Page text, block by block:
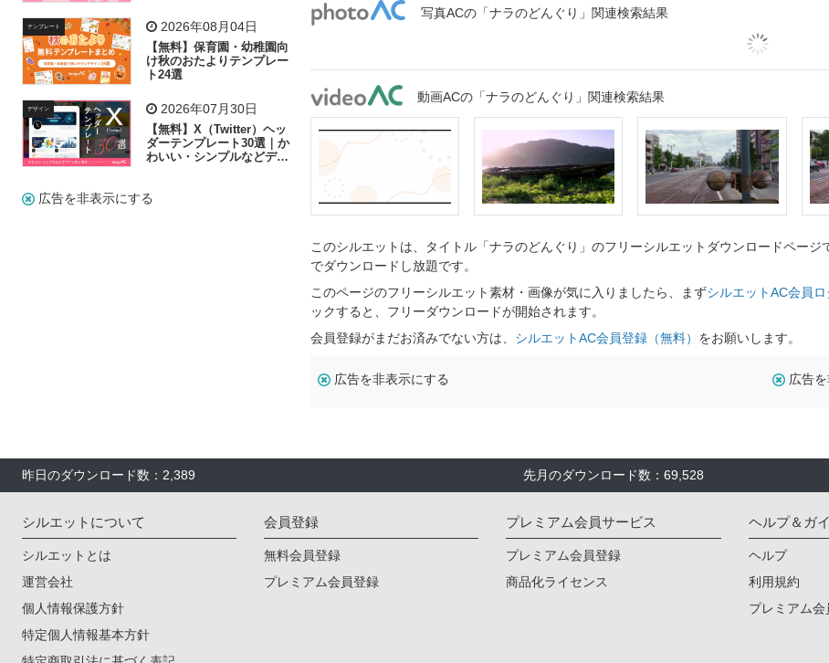
テンプレート 2026年08月04日
【無料】保育園・幼稚園向
け秋のおたよりテンプレー
ト24選
デザイン 2026年07月30日
【無料】X（Twitter）ヘッ
ダーテンプレート30選｜か
わいい・シンプルなどデザ
広告を非表示にする
写真ACの「ナラのどんぐり」関連検索結果
動画ACの「ナラのどんぐり」関連検索結果
このシルエットは、タイトル「ナラのどんぐり」のフリーシルエットダウンロードペー
でダウンロードし放題です。
このページのフリーシルエット素材・画像が気に入りましたら、まずシルエットAC会員ロ
ックすると、フリーダウンロードが開始されます。
会員登録がまだお済みでない方は、 シルエットAC会員登録（無料） をお願いします。
広告を非表示にする 広告
昨日のダウンロード数：2,389 先月のダウンロード数：69,528
シルエットについて
シルエットとは
運営会社
個人情報保護方針
特定個人情報基本方針
会員登録
無料会員登録
プレミアム会員登録
プレミアム会員サービス
プレミアム会員登録
商品化ライセンス
ヘルプ＆ガ
ヘルプ
利用規約
プレミアム会